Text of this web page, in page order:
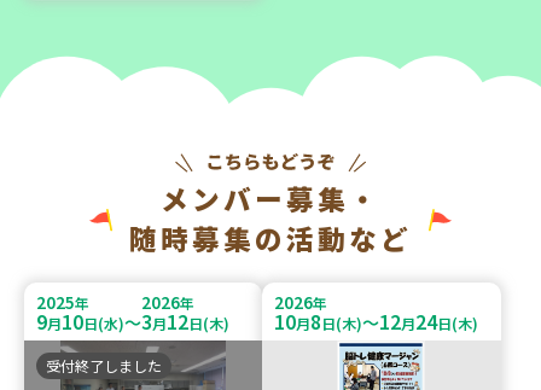
メンバー募集・
随時募集の活動など
2025年
9月10日(水)～
2026年
3月12日(木)
受付終了しました
2026年
10月8日(木)～12月24日(木)